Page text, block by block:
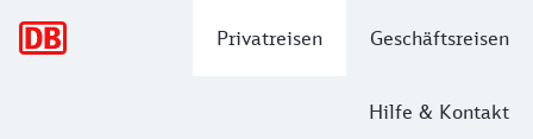
Privatreisen Geschäftsreisen
Hilfe & Kontakt